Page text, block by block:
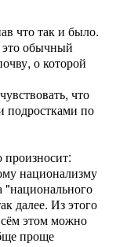
что так и было.
это обычный
о которой
что
подростками по
произносит:
национализму
"национального
далее. Из этого
этом можно
проще